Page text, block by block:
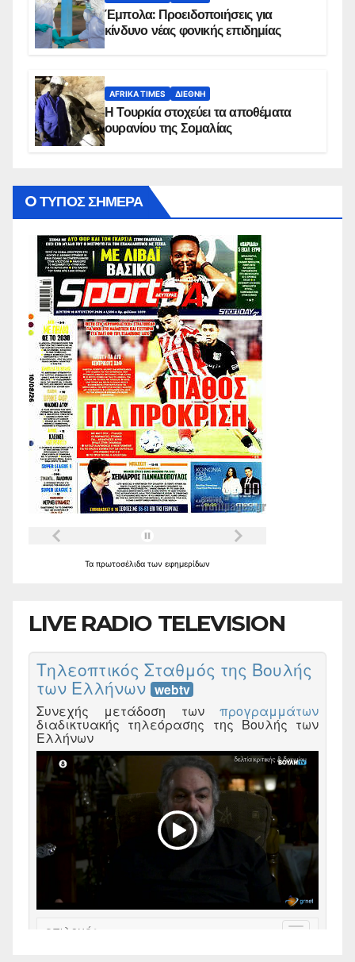
Έμπολα: Προειδοποιήσεις για
κίνδυνο νέας φονικής επιδημίας
AFRIKA TIMES ΔΙΕΘΝΉ
Η Τουρκία στοχεύει τα αποθέματα
ουρανίου της Σομαλίας
O ΤΥΠΟΣ ΣΗΜΕΡΑ
Τα πρωτοσέλιδα των εφημερίδων
LIVE RADIO TELEVISION